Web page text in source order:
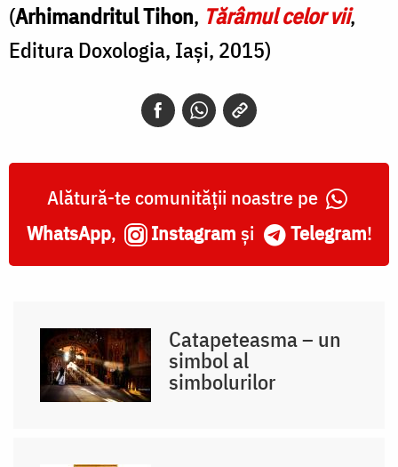
(Arhimandritul Tihon, Tărâmul celor vii,
Editura Doxologia, Iași, 2015)
Alătură-te comunității noastre pe
WhatsApp, Instagram și Telegram!
Catapeteasma – un
simbol al
simbolurilor